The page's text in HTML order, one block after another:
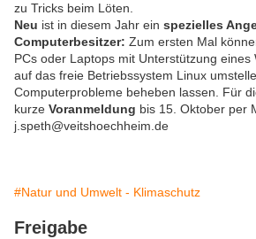
zu Tricks beim Löten.
Neu ist in diesem Jahr ein spezielles
Computerbesitzer: Zum ersten Mal
PCs oder Laptops mit Unterstützung eines
auf das freie Betriebssystem Linux
Computerprobleme beheben lassen. Für
kurze Voranmeldung bis 15. Oktober per
j.speth@veitshoechheim.de
#Natur und Umwelt - Klimaschutz
Freigabe